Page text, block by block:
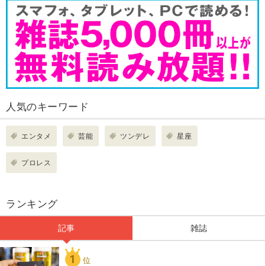
人気のキーワード
エンタメ 芸能 ツンデレ 星座
プロレス
ランキング
記事 雑誌
1 位